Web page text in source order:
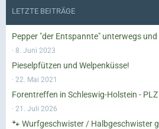
LETZTE BEITRÄGE
Pepper "der Entspannte" unterwegs
8. Juni 2023
Pieselpfützen und Welpenküsse!
22. Mai 2021
Forentreffen in Schleswig-Holstein -
21. Juli 2026
🐾 Wurfgeschwister / Halbgeschwister